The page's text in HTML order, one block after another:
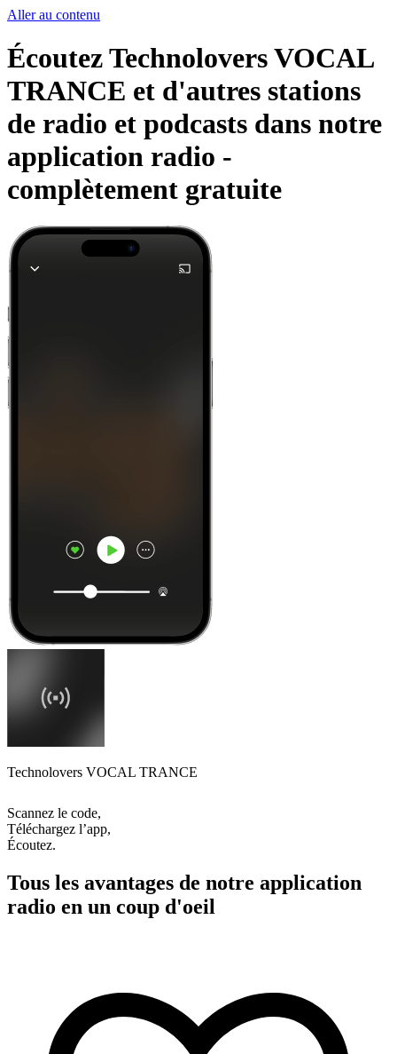
Aller au contenu
Écoutez Technolovers VOCAL
TRANCE et d'autres stations
de radio et podcasts dans notre
application radio -
complètement gratuite
Technolovers VOCAL TRANCE
Scannez le code,
Téléchargez l’app,
Écoutez.
Tous les avantages de notre application
radio en un coup d'oeil